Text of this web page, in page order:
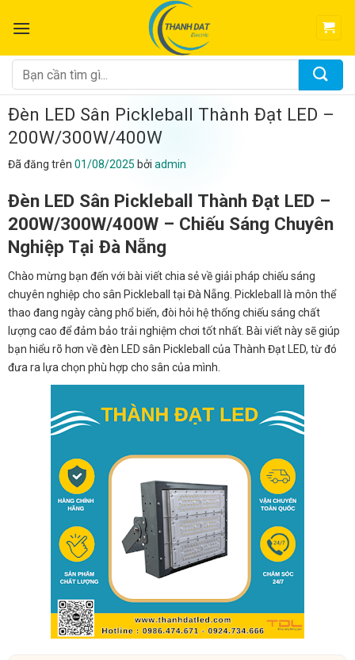
đến
dung
Tìm
kiếm:
Đèn LED Sân Pickleball Thành Đạt LED –
200W/300W/400W
Đã đăng trên 01/08/2025 bởi admin
Đèn LED Sân Pickleball Thành Đạt LED –
200W/300W/400W – Chiếu Sáng Chuyên
Nghiệp Tại Đà Nẵng
Chào mừng bạn đến với bài viết chia sẻ về giải pháp chiếu sáng
chuyên nghiệp cho sân Pickleball tại Đà Nẵng. Pickleball là môn thể
thao đang ngày càng phổ biến, đòi hỏi hệ thống chiếu sáng chất
lượng cao để đảm bảo trải nghiệm chơi tốt nhất. Bài viết này sẽ giúp
bạn hiểu rõ hơn về đèn LED sân Pickleball của Thành Đạt LED, từ đó
đưa ra lựa chọn phù hợp cho sân của mình.